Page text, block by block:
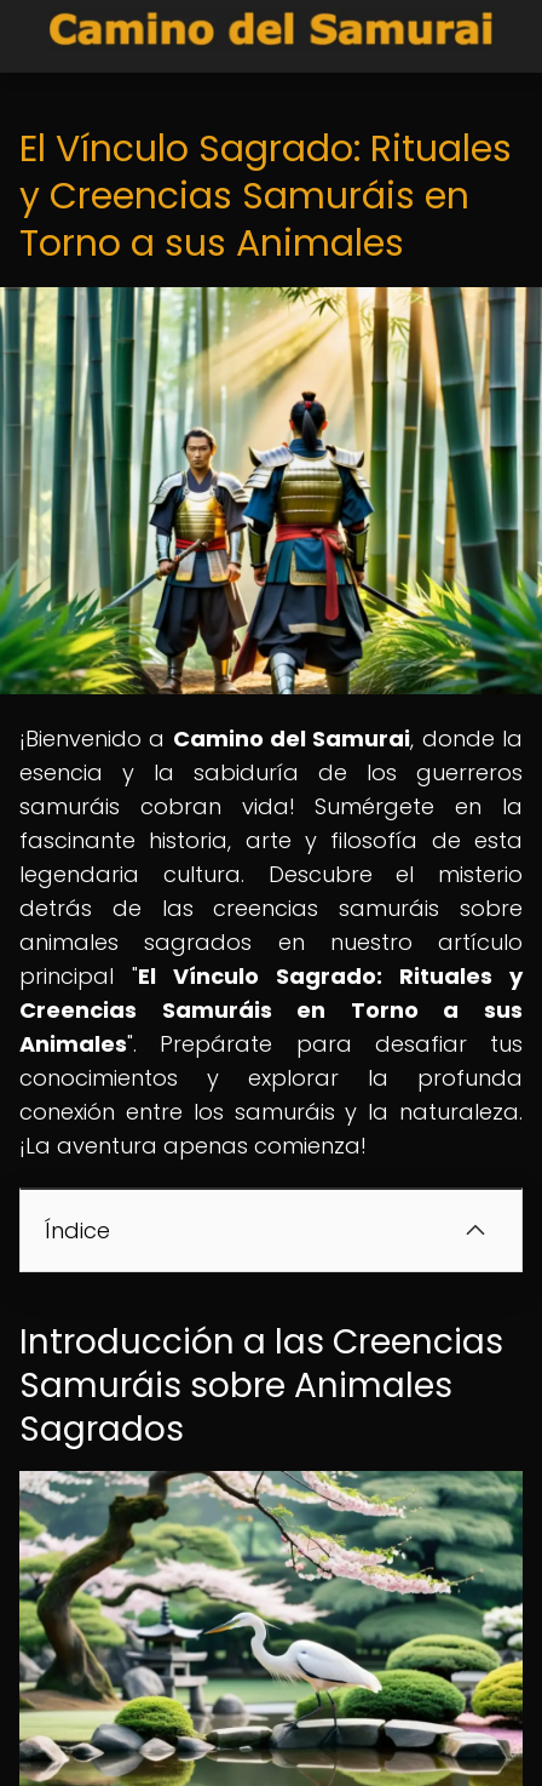
El Vínculo Sagrado: Rituales
y Creencias Samuráis en
Torno a sus Animales
¡Bienvenido a Camino del Samurai, donde la
esencia y la sabiduría de los guerreros
samuráis cobran vida! Sumérgete en la
fascinante historia, arte y filosofía de esta
legendaria cultura. Descubre el misterio
detrás de las creencias samuráis sobre
animales sagrados en nuestro artículo
principal "El Vínculo Sagrado: Rituales y
Creencias Samuráis en Torno a sus
Animales". Prepárate para desafiar tus
conocimientos y explorar la profunda
conexión entre los samuráis y la naturaleza.
¡La aventura apenas comienza!
Índice
Introducción a las Creencias
Samuráis sobre Animales
Sagrados